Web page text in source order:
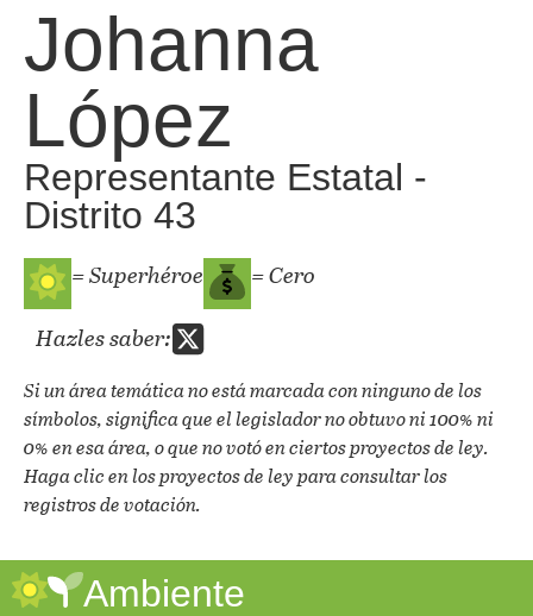
Johanna
López
Representante Estatal -
Distrito 43
= Superhéroe
= Cero
Hazles saber:
Si un área temática no está marcada con ninguno de los
símbolos, significa que el legislador no obtuvo ni 100% ni
0% en esa área, o que no votó en ciertos proyectos de ley.
Haga clic en los proyectos de ley para consultar los
registros de votación.
Ambiente